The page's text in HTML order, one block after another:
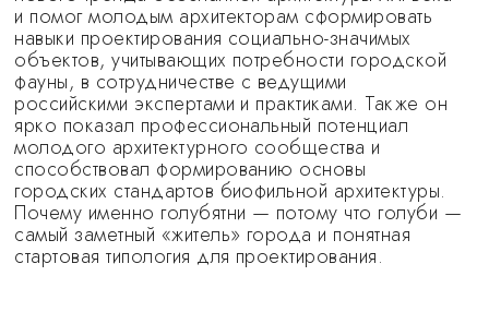
и помог молодым архитекторам сформировать
навыки проектирования социально-значимых
объектов, учитывающих потребности городской
фауны, в сотрудничестве с ведущими
российскими экспертами и практиками. Также он
ярко показал профессиональный потенциал
молодого архитектурного сообщества и
способствовал формированию основы
городских стандартов биофильной архитектуры.
Почему именно голубятни — потому что голуби —
самый заметный «житель» города и понятная
стартовая типология для проектирования.